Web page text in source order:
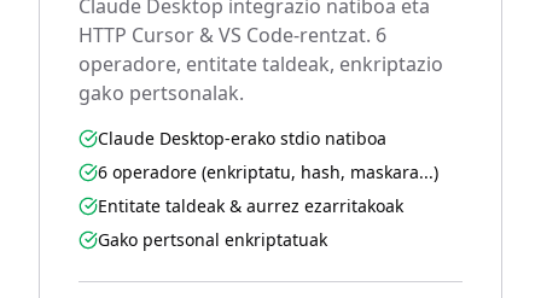
Claude Desktop integrazio natiboa eta
HTTP Cursor & VS Code-rentzat. 6
operadore, entitate taldeak, enkriptazio
gako pertsonalak.
Claude Desktop-erako stdio natiboa
6 operadore (enkriptatu, hash, maskara...)
Entitate taldeak & aurrez ezarritakoak
Gako pertsonal enkriptatuak